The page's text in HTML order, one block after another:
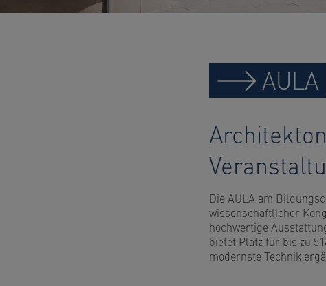
AULA
Die AULA am
wissenschaftlicher
hochwertige
bietet Platz für bis zu
modernste Technik